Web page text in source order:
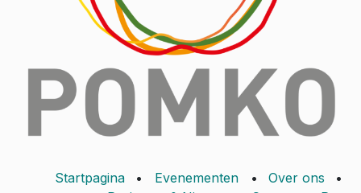
Startpagina • Evenementen • Over ons
•